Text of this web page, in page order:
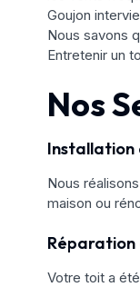
Goujon
Nous savons
Entretenir un
Nos
Installation
Nous
maison ou
Réparation
Votre toit a